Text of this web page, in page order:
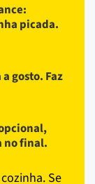
picada.
gosto. Faz
no final.
Se